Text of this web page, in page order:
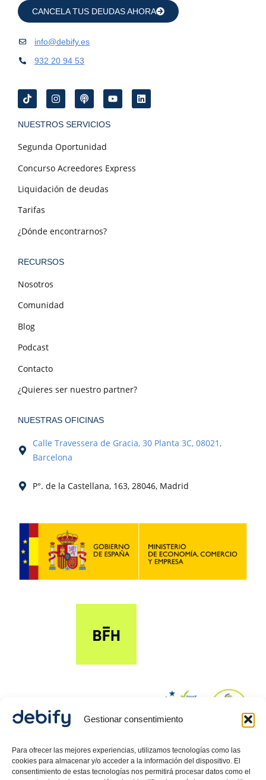
Gestionar consentimiento
Para ofrecer las mejores experiencias, utilizamos tecnologías como las
cookies para almacenar y/o acceder a la información del dispositivo. El
consentimiento de estas tecnologías nos permitirá procesar datos como el
CANCELA TUS DEUDAS AHORA
info@debify.es
932 20 94 53
NUESTROS SERVICIOS
Segunda Oportunidad
Concurso Acreedores Express
Liquidación de deudas
Tarifas
¿Dónde encontrarnos?
RECURSOS
Nosotros
Comunidad
Blog
Podcast
Contacto
¿Quieres ser nuestro partner?
NUESTRAS OFICINAS
Calle Travessera de Gracia, 30 Planta 3C, 08021,
Barcelona
P°. de la Castellana, 163, 28046, Madrid
© 2024 Debify – Derechos reservados.